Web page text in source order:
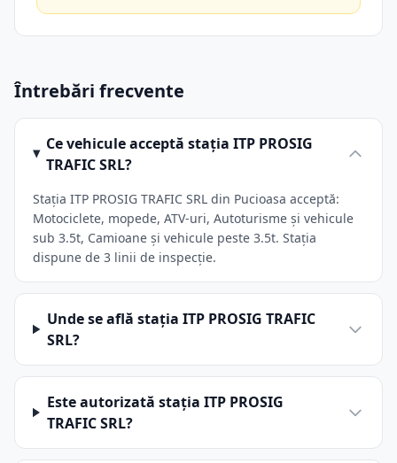
Întrebări frecvente
Ce vehicule acceptă stația ITP PROSIG
TRAFIC SRL?
Stația ITP PROSIG TRAFIC SRL din Pucioasa acceptă:
Motociclete, mopede, ATV-uri, Autoturisme și vehicule
sub 3.5t, Camioane și vehicule peste 3.5t. Stația
dispune de 3 linii de inspecție.
Unde se află stația ITP PROSIG TRAFIC
SRL?
Este autorizată stația ITP PROSIG
TRAFIC SRL?